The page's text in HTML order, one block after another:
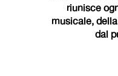
riunisce
musicale,
dal